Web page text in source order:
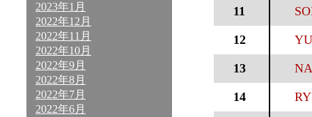
2023年1月
2022年12月
2022年11月
2022年10月
2022年9月
2022年8月
2022年7月
2022年6月
11
12
13
14